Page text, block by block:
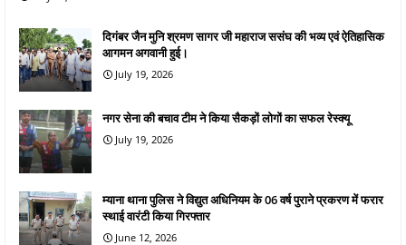
दिगंबर जैन मुनि श्रमण सागर जी महाराज ससंघ की भव्य एवं ऐतिहासिक
आगमन अगवानी हुई।
July 19, 2026
नगर सेना की बचाव टीम ने किया सैकड़ों लोगों का सफल रेस्क्यू
July 19, 2026
म्याना थाना पुलिस ने विद्युत अधिनियम के 06 वर्ष पुराने प्रकरण में फरार
स्थाई वारंटी किया गिरफ्तार
June 12, 2026